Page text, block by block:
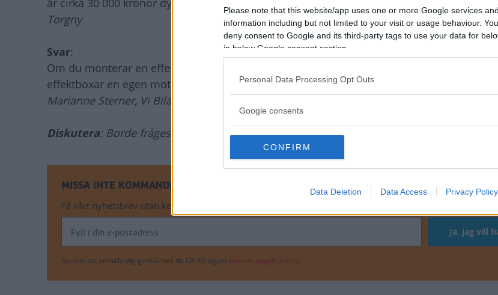
Please note that this website/app uses one or more Google services
information including but not limited to your visit or usage behaviour.
deny consent to Google and its third-party tags to use your data for
in below Google consent section.
Personal Data Processing Opt Outs
Google consents
CONFIRM
Data Deletion Data Access Privacy Policy
är cirka 30 000 kronor dyrare.
Torgny
Svar:
Om du monterar en effektbox från KCR gäller inte Nissans garantier. KCR erbjuder dock
effektboxar en egen motorgaranti som räcker i tre år.
Marianne Sterner, Vi Bilägare
Diskutera: Borde frågeställaren använda sig av originalkomponenter eller andra märken?
MISSA INTE KOMMANDE ARTIKLAR OM TEKNIK
Få vårt nyhetsbrev utan kostnad
Genom att anmäla dig godkänner du OK-förlagets personuppgiftspolicy.